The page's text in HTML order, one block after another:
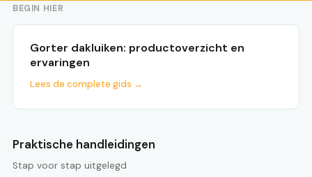
BEGIN HIER
Gorter dakluiken: productoverzicht en
ervaringen
Lees de complete gids →
Praktische handleidingen
Stap voor stap uitgelegd